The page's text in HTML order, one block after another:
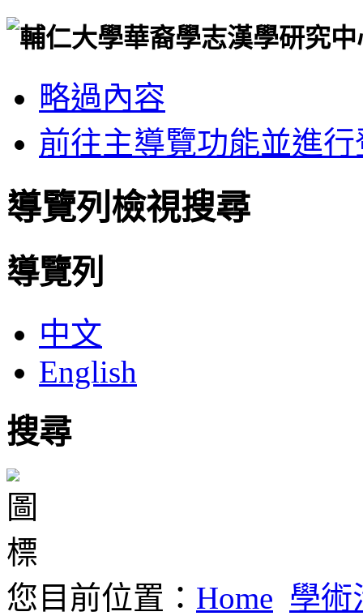
略過內容
前往主導覽功能並進行
導覽列檢視搜尋
導覽列
中文
English
搜尋
您目前位置： Home 學術